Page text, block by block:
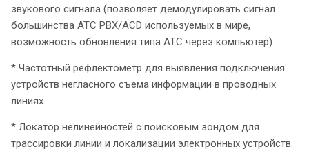
звукового сигнала (позволяет демодулировать сигнал
большинства ATC PBX/ACD используемых в мире,
возможность обновления типа АТС через компьютер).
* Частотный рефлектометр для выявления подключения
устройств негласного съема информации в проводных
линиях.
* Локатор нелинейностей с поисковым зондом для
трассировки линии и локализации электронных устройств.